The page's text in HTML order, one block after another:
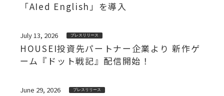
「AIed English」を導入
July 13, 2026 プレスリリース
HOUSEI投資先パートナー企業より 新作ゲ
ーム『ドット戦記』配信開始！
June 29, 2026 プレスリリース